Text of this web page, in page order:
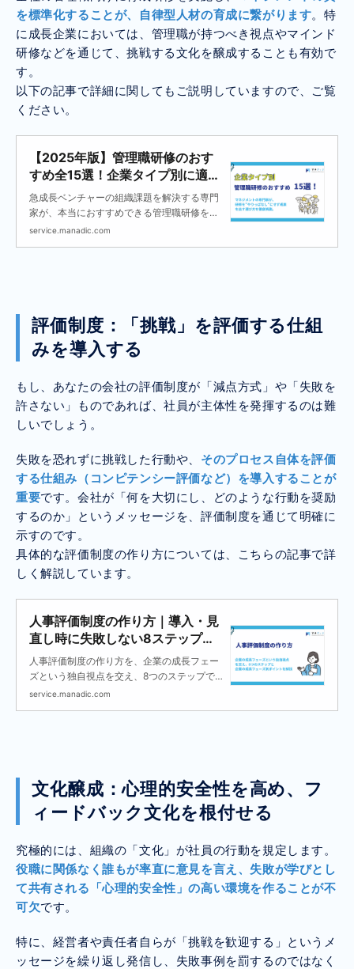
を標準化することが、自律型人材の育成に繋がります。特
に成長企業においては、管理職が持つべき視点やマインド
研修などを通じて、挑戦する文化を醸成することも有効で
す。
以下の記事で詳細に関してもご説明していますので、ご覧
ください。
【2025年版】管理職研修のおす
すめ全15選！企業タイプ別に適し
た選び方を専門家が徹底解説
急成長ベンチャーの組織課題を解決する専門
家が、本当におすすめできる管理職研修を企
業タイプ別に15社厳選。 「管理職研修は意味
service.manadic.com
評価制度：「挑戦」を評価する仕組
みを導入する
もし、あなたの会社の評価制度が「減点方式」や「失敗を
許さない」ものであれば、社員が主体性を発揮するのは難
しいでしょう。
失敗を恐れずに挑戦した行動や、 そのプロセス自体を評価
する仕組み（コンピテンシー評価など）を導入することが
重要です。会社が「何を大切にし、どのような行動を奨励
するのか」というメッセージを、評価制度を通じて明確に
示すのです。
具体的な評価制度の作り方については、こちらの記事で詳
しく解説しています。
人事評価制度の作り方｜導入・見
直し時に失敗しない8ステップと
企業の成長フェーズ別ポイントを
解説
人事評価制度の作り方を、企業の成長フェー
ズという独自視点を交え、8つのステップで
徹底解説します。職種別の評価項目サンプル
service.manadic.com
文化醸成：心理的安全性を高め、フ
ィードバック文化を根付せる
究極的には、組織の「文化」が社員の行動を規定します。
役職に関係なく誰もが率直に意見を言え、失敗が学びとし
て共有される「心理的安全性」の高い環境を作ることが不
可欠です。
特に、経営者や責任者自らが「挑戦を歓迎する」というメ
ッセージを繰り返し発信し、失敗事例を罰するのではなく